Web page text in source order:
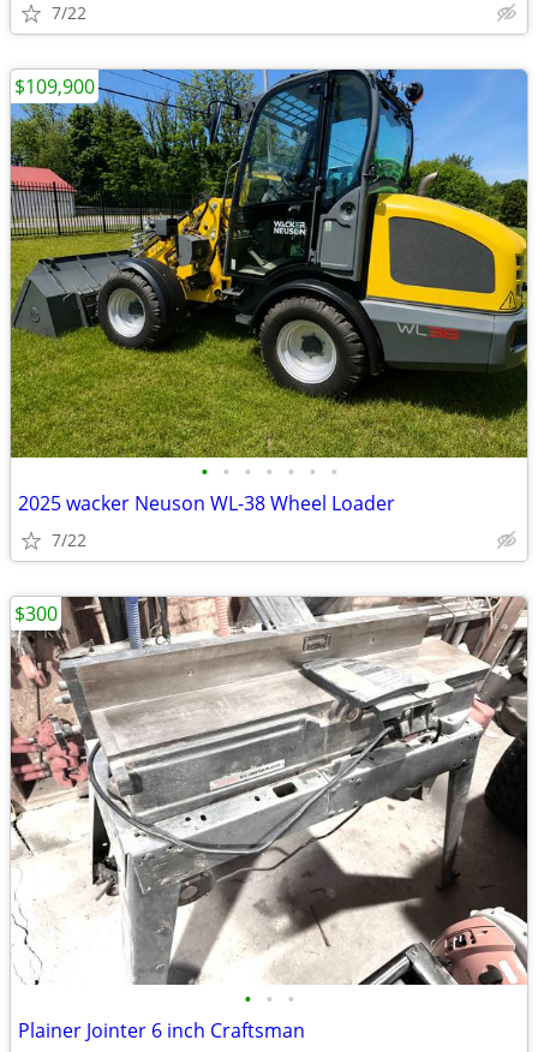
7/22
• • • • • • •
2025 wacker Neuson WL-38 Wheel Loader
7/22
$109,900
• • •
Plainer Jointer 6 inch Craftsman
$300